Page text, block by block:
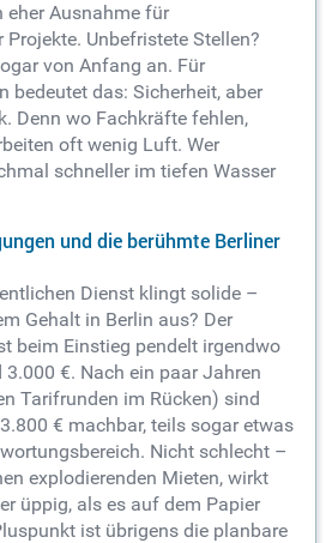
eher Ausnahme für
Unbefristete Stellen?
von Anfang an. Für
bedeutet das: Sicherheit, aber
Denn wo Fachkräfte fehlen,
oft wenig Luft. Wer
schneller im tiefen Wasser
und die berühmte Berliner
Dienst klingt solide –
Gehalt in Berlin aus? Der
beim Einstieg pendelt irgendwo
€. Nach ein paar Jahren
Tarifrunden im Rücken) sind
€ machbar, teils sogar etwas
Nicht schlecht –
explodierenden Mieten, wirkt
üppig, als es auf dem Papier
ist übrigens die planbare